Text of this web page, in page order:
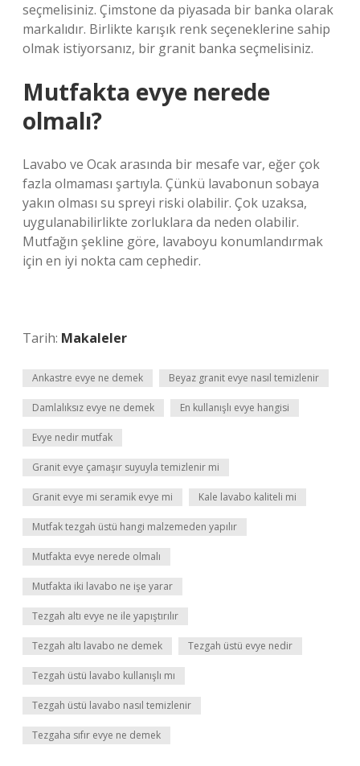
seçmelisiniz. Çimstone da piyasada bir banka olarak
markalıdır. Birlikte karışık renk seçeneklerine sahip
olmak istiyorsanız, bir granit banka seçmelisiniz.
Mutfakta evye nerede
olmalı?
Lavabo ve Ocak arasında bir mesafe var, eğer çok
fazla olmaması şartıyla. Çünkü lavabonun sobaya
yakın olması su spreyi riski olabilir. Çok uzaksa,
uygulanabilirlikte zorluklara da neden olabilir.
Mutfağın şekline göre, lavaboyu konumlandırmak
için en iyi nokta cam cephedir.
Tarih: Makaleler
Ankastre evye ne demek Beyaz granit evye nasıl temizlenir
Damlalıksız evye ne demek En kullanışlı evye hangisi
Evye nedir mutfak
Granit evye çamaşır suyuyla temizlenir mi
Granit evye mi seramik evye mi Kale lavabo kaliteli mi
Mutfak tezgah üstü hangi malzemeden yapılır
Mutfakta evye nerede olmalı
Mutfakta iki lavabo ne işe yarar
Tezgah altı evye ne ile yapıştırılır
Tezgah altı lavabo ne demek Tezgah üstü evye nedir
Tezgah üstü lavabo kullanışlı mı
Tezgah üstü lavabo nasıl temizlenir
Tezgaha sıfır evye ne demek